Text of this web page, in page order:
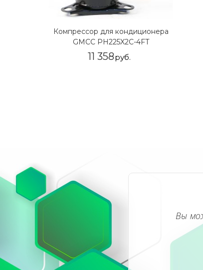
Компрессор для кондиционера
GMCC PH225X2C-4FT
11 358руб.
Вы